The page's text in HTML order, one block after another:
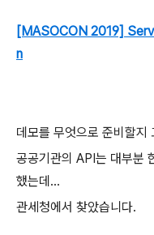
[MASOCON 2019]
n
데모를 무엇으로 준비할지
공공기관의 API는 대부분
했는데...
관세청에서 찾았습니다.